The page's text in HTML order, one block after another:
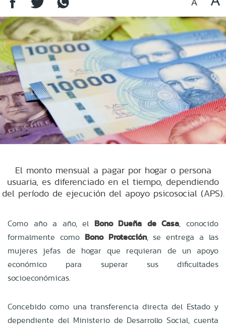
El monto mensual a pagar por hogar o persona
usuaria, es diferenciado en el tiempo, dependiendo
del período de ejecución del apoyo psicosocial (APS).
Como año a año, el Bono Dueña de Casa, conocido
formalmente como Bono Protección, se entrega a las
mujeres jefas de hogar que requieran de un apoyo
económico para superar sus dificultades
socioeconómicas.
Concebido como una transferencia directa del Estado y
dependiente del Ministerio de Desarrollo Social, cuenta